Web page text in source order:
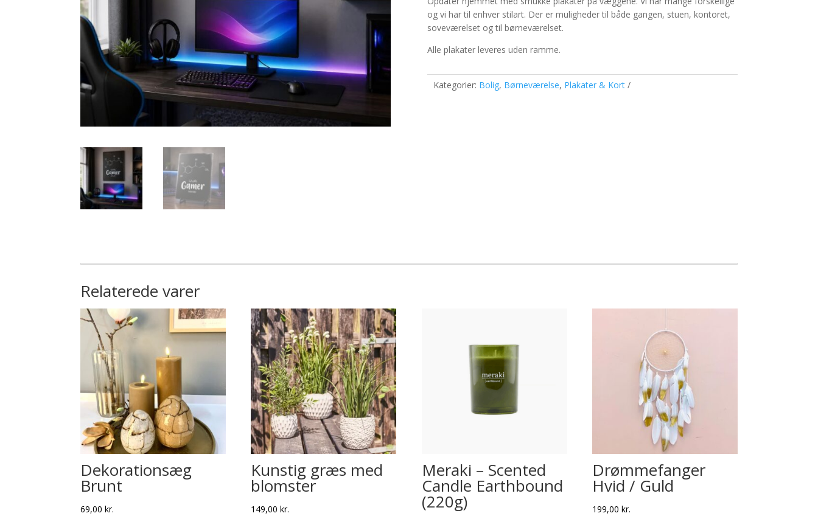
og vi har til enhver stilart. Der er muligheder til både gangen, stuen, kontoret,
soveværelset og til børneværelset.
Alle plakater leveres uden ramme.
Kategorier: Bolig, Børneværelse, Plakater & Kort
Relaterede varer
Dekorationsæg
Brunt
69,00 kr.
Kunstig græs med
blomster
149,00kr.
Meraki – Scented
Candle Earthbound
(220g)
Drømmefanger
Hvid / Guld
199,00 kr.